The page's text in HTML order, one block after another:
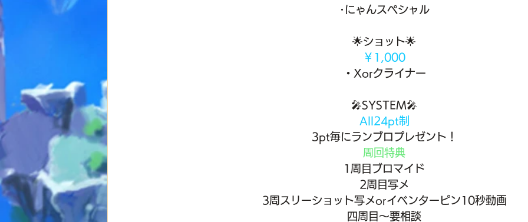
･にゃんスペシャル
🌟ショット🌟
￥1,000
・Xorクライナー
🎤SYSTEM🎤
All24pt制
3pt毎にランブロプレゼント！
周回特典
1周目ブロマイド
2周目写メ
3周スリーショット写メorイベンターピン10秒動画
四周目〜要相談